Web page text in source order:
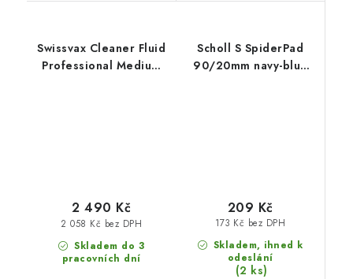
Swissvax Cleaner Fluid
Professional Medium
Skladem do 3
pracovních dní
2 058 Kč bez DPH
2 490 Kč
Scholl S SpiderPad
90/20mm navy-blue
Skladem, ihned k
odeslání
(2 ks)
173 Kč bez DPH
209 Kč